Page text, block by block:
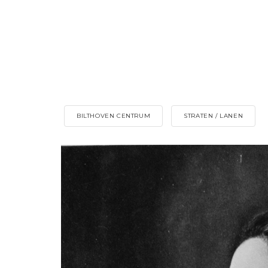
BILTHOVEN CENTRUM STRATEN / LANEN